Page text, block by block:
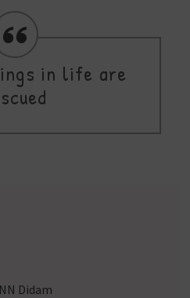
in life are
Didam